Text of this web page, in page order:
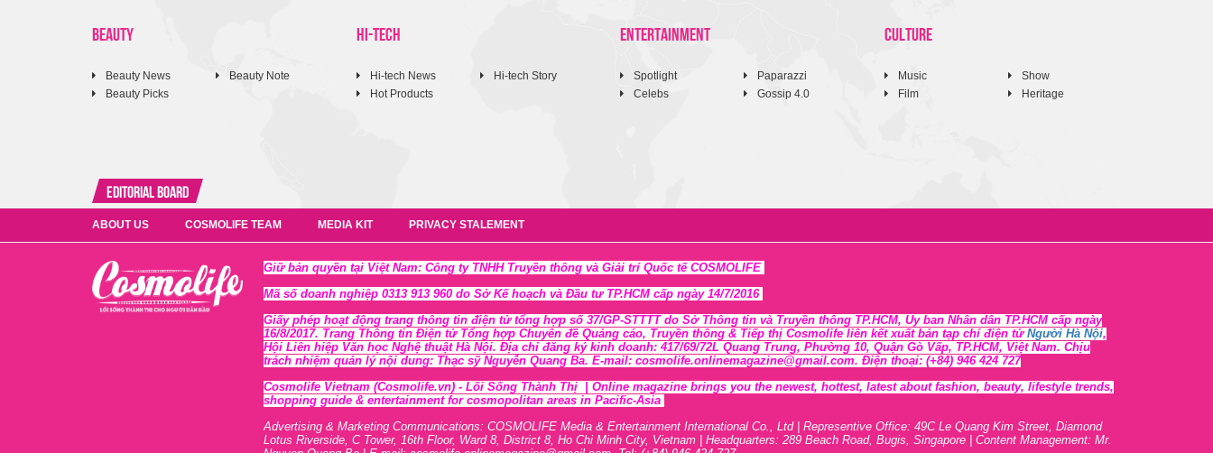
BEAUTY
Beauty News
Beauty Picks
Beauty Note
HI-TECH
Hi-tech News
Hot Products
Hi-tech Story
ENTERTAINMENT
Spotlight
Celebs
Paparazzi
Gossip 4.0
CULTURE
Music
Film
Show
Heritage
Editorial Board
ABOUT US COSMOLIFE TEAM MEDIA KIT PRIVACY STALEMENT
Giữ bản quyền tại Việt Nam: Công ty TNHH Truyền thông và Giải trí Quốc tế COSMOLIFE
Mã số doanh nghiệp 0313 913 960 do Sở Kế hoạch và Đầu tư TP.HCM cấp ngày 14/7/2016
Giấy phép hoạt động trang thông tin điện tử tổng hợp số 37/GP-STTTT do Sở Thông tin và Truyền thông TP.HCM, Ủy ban Nhân dân TP.HCM cấp ngày
16/8/2017. Trang Thông tin Điện tử Tổng hợp Chuyên đề Quảng cáo, Truyền thông & Tiếp thị Cosmolife liên kết xuất bản tạp chí điện tử Người Hà Nội,
Hội Liên hiệp Văn học Nghệ thuật Hà Nội. Địa chỉ đăng ký kinh doanh: 417/69/72L Quang Trung, Phường 10, Quận Gò Vấp, TP.HCM, Việt Nam. Chịu
trách nhiệm quản lý nội dung: Thạc sỹ Nguyễn Quang Ba. E-mail: cosmolife.onlinemagazine@gmail.com. Điện thoại: (+84) 946 424 727
Cosmolife Vietnam (Cosmolife.vn) - Lối Sống Thành Thị | Online magazine brings you the newest, hottest, latest about fashion, beauty, lifestyle trends,
shopping guide & entertainment for cosmopolitan areas in Pacific-Asia
Advertising & Marketing Communications: COSMOLIFE Media & Entertainment International Co., Ltd | Representive Office: 49C Le Quang Kim Street, Diamond
Lotus Riverside, C Tower, 16th Floor, Ward 8, District 8, Ho Chi Minh City, Vietnam | Headquarters: 289 Beach Road, Bugis, Singapore | Content Management: Mr.